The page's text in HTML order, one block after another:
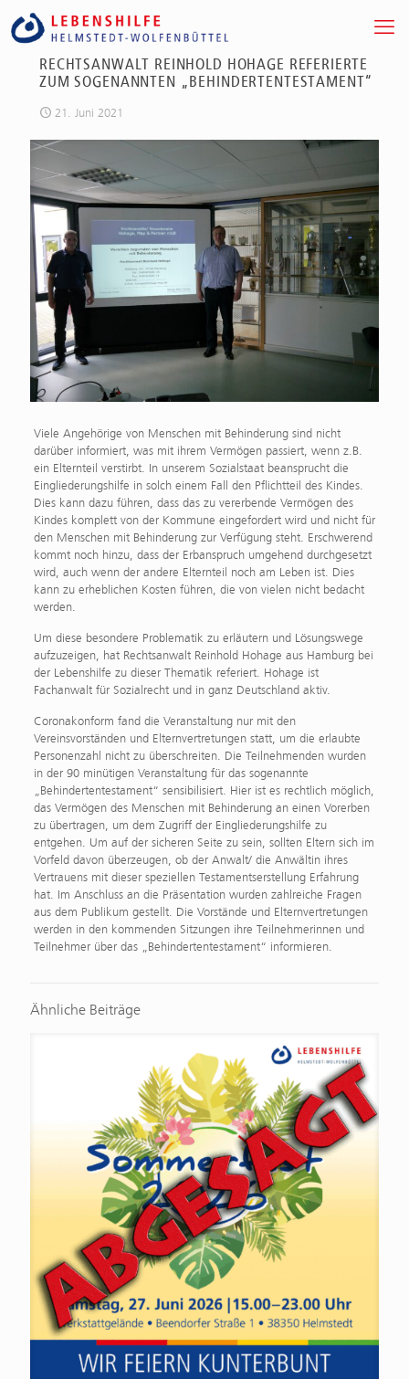
RECHTSANWALT REINHOLD HOHAGE REFERIERTE
ZUM SOGENANNTEN „BEHINDERTENTESTAMENT“
21. Juni 2021
Viele Angehörige von Menschen mit Behinderung sind nicht
darüber informiert, was mit ihrem Vermögen passiert, wenn z.B.
ein Elternteil verstirbt. In unserem Sozialstaat beansprucht die
Eingliederungshilfe in solch einem Fall den Pflichtteil des Kindes.
Dies kann dazu führen, dass das zu vererbende Vermögen des
Kindes komplett von der Kommune eingefordert wird und nicht für
den Menschen mit Behinderung zur Verfügung steht. Erschwerend
kommt noch hinzu, dass der Erbanspruch umgehend durchgesetzt
wird, auch wenn der andere Elternteil noch am Leben ist. Dies
kann zu erheblichen Kosten führen, die von vielen nicht bedacht
werden.
Um diese besondere Problematik zu erläutern und Lösungswege
aufzuzeigen, hat Rechtsanwalt Reinhold Hohage aus Hamburg bei
der Lebenshilfe zu dieser Thematik referiert. Hohage ist
Fachanwalt für Sozialrecht und in ganz Deutschland aktiv.
Coronakonform fand die Veranstaltung nur mit den
Vereinsvorständen und Elternvertretungen statt, um die erlaubte
Personenzahl nicht zu überschreiten. Die Teilnehmenden wurden
in der 90 minütigen Veranstaltung für das sogenannte
„Behindertentestament“ sensibilisiert. Hier ist es rechtlich möglich,
das Vermögen des Menschen mit Behinderung an einen Vorerben
zu übertragen, um dem Zugriff der Eingliederungshilfe zu
entgehen. Um auf der sicheren Seite zu sein, sollten Eltern sich im
Vorfeld davon überzeugen, ob der Anwalt/ die Anwältin ihres
Vertrauens mit dieser speziellen Testamentserstellung Erfahrung
hat. Im Anschluss an die Präsentation wurden zahlreiche Fragen
aus dem Publikum gestellt. Die Vorstände und Elternvertretungen
werden in den kommenden Sitzungen ihre Teilnehmerinnen und
Teilnehmer über das „Behindertentestament“ informieren.
Ähnliche Beiträge